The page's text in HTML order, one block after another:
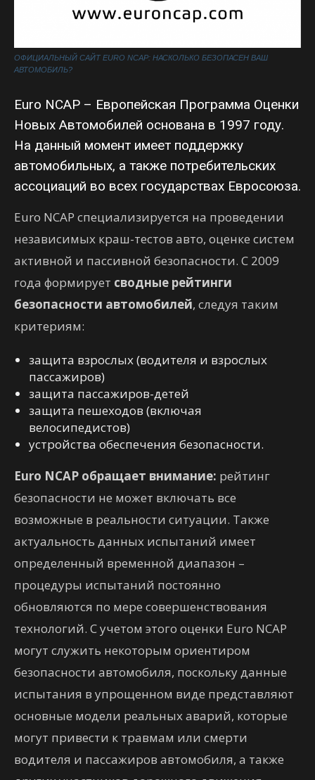
ОФИЦИАЛЬНЫЙ САЙТ EURO NCAP: НАСКОЛЬКО БЕЗОПАСЕН ВАШ
АВТОМОБИЛЬ?
Euro NCAP – Европейская Программа Оценки
Новых Автомобилей основана в 1997 году.
На данный момент имеет поддержку
автомобильных, а также потребительских
ассоциаций во всех государствах Евросоюза.
Euro NCAP специализируется на проведении
независимых краш-тестов авто, оценке систем
активной и пассивной безопасности. С 2009
года формирует сводные рейтинги
безопасности автомобилей, следуя таким
критериям:
защита взрослых (водителя и взрослых
пассажиров)
защита пассажиров-детей
защита пешеходов (включая
велосипедистов)
устройства обеспечения безопасности.
Euro NCAP обращает внимание: рейтинг
безопасности не может включать все
возможные в реальности ситуации. Также
актуальность данных испытаний имеет
определенный временной диапазон –
процедуры испытаний постоянно
обновляются по мере совершенствования
технологий. С учетом этого оценки Euro NCAP
могут служить некоторым ориентиром
безопасности автомобиля, поскольку данные
испытания в упрощенном виде представляют
основные модели реальных аварий, которые
могут привести к травмам или смерти
водителя и пассажиров автомобиля, а также